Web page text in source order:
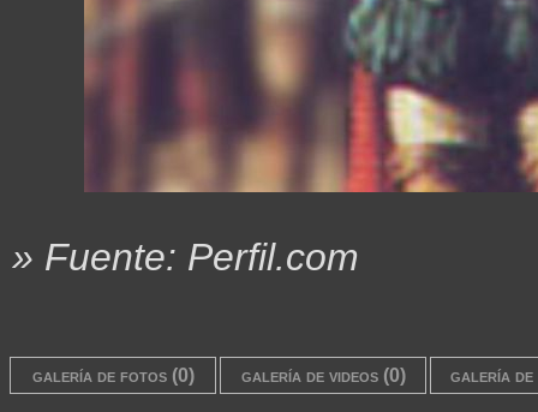
» Fuente: Perfil.com
galería de fotos (0) galería de videos (0) galería de